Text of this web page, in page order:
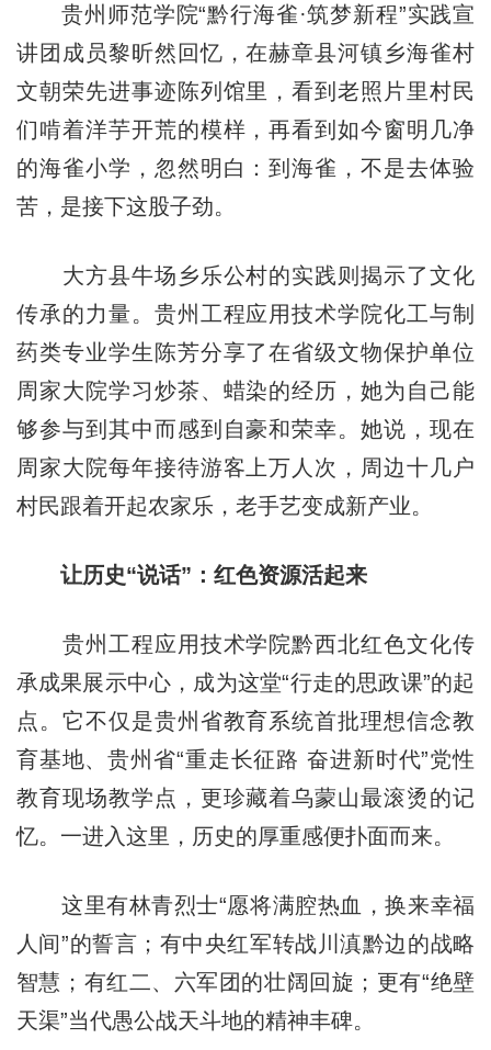
贵州师范学院“黔行海雀·筑梦新程”实践宣
讲团成员黎昕然回忆，在赫章县河镇乡海雀村
文朝荣先进事迹陈列馆里，看到老照片里村民
们啃着洋芋开荒的模样，再看到如今窗明几净
的海雀小学，忽然明白：到海雀，不是去体验
苦，是接下这股子劲。
大方县牛场乡乐公村的实践则揭示了文化
传承的力量。贵州工程应用技术学院化工与制
药类专业学生陈芳分享了在省级文物保护单位
周家大院学习炒茶、蜡染的经历，她为自己能
够参与到其中而感到自豪和荣幸。她说，现在
周家大院每年接待游客上万人次，周边十几户
村民跟着开起农家乐，老手艺变成新产业。
让历史“说话”：红色资源活起来
贵州工程应用技术学院黔西北红色文化传
承成果展示中心，成为这堂“行走的思政课”的起
点。它不仅是贵州省教育系统首批理想信念教
育基地、贵州省“重走长征路 奋进新时代”党性
教育现场教学点，更珍藏着乌蒙山最滚烫的记
忆。一进入这里，历史的厚重感便扑面而来。
这里有林青烈士“愿将满腔热血，换来幸福
人间”的誓言；有中央红军转战川滇黔边的战略
智慧；有红二、六军团的壮阔回旋；更有“绝壁
天渠”当代愚公战天斗地的精神丰碑。